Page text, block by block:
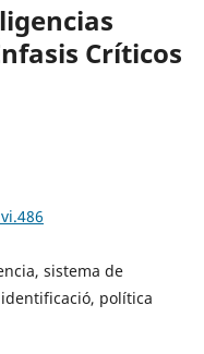
Críticos
sistema de
política